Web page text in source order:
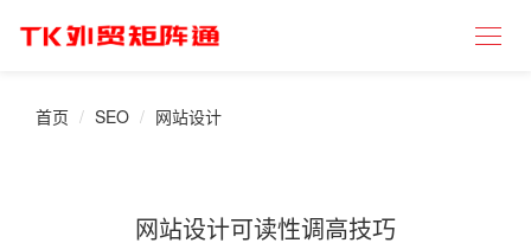
首页 SEO 网站设计
网站设计可读性调高技巧